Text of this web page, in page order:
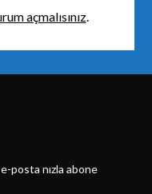
açmalısınız.
posta nızla abone